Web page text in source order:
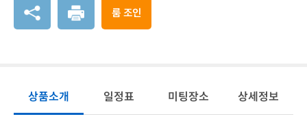
룸 조인
상품소개 일정표 미팅장소 상세정보